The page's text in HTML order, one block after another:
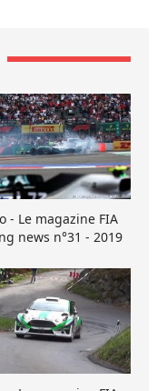
- Le magazine FIA
news n°31 - 2019